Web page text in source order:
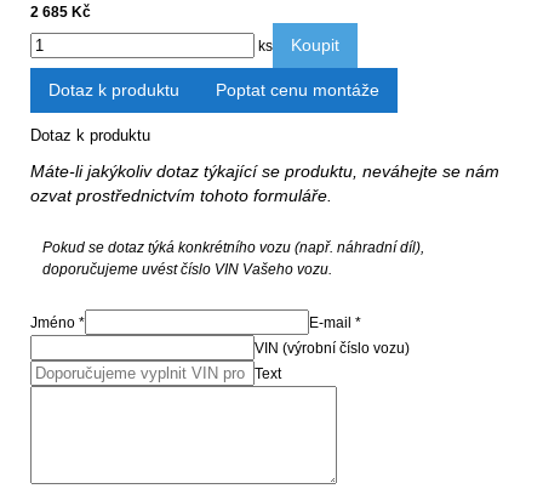
2 685 Kč
ks
Koupit
Dotaz k produktu Poptat cenu montáže
Dotaz k produktu
Máte-li jakýkoliv dotaz týkající se produktu, neváhejte se nám
ozvat prostřednictvím tohoto formuláře.
Pokud se dotaz týká konkrétního vozu (např. náhradní díl),
doporučujeme uvést číslo VIN Vašeho vozu.
Jméno *
E-mail *
VIN (výrobní číslo vozu)
Text